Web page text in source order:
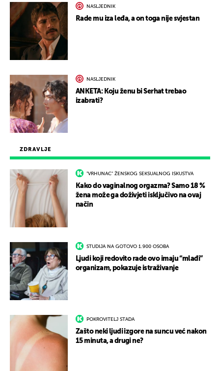
ZDRAVLJE
"VRHUNAC" ŽENSKOG SEKSUALNOG ISKUSTVA
Kako do vaginalnog orgazma? Samo 18 %
žena može ga doživjeti isključivo na ovaj
način
STUDIJA NA GOTOVO 1.900 OSOBA
Ljudi koji redovito rade ovo imaju “mlađi”
organizam, pokazuje istraživanje
POKROVITELJ STADA
Zašto neki ljudi izgore na suncu već nakon
15 minuta, a drugi ne?
NASLJEDNIK
Rade mu iza leđa, a on toga nije svjestan
NASLJEDNIK
ANKETA: Koju ženu bi Serhat trebao
izabrati?